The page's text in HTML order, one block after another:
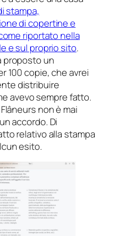
stampa,
di copertine e
riportato nella
e sul proprio sito.
proposto un
100 copie, che avrei
distribuire
avevo sempre fatto.
non è mai
accordo. Di
relativo alla stampa
esito.